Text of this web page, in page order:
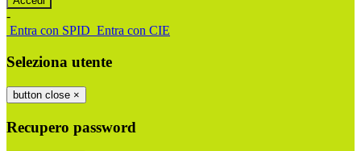
-
Entra con SPID Entra con CIE
Seleziona utente
button close ×
Recupero password